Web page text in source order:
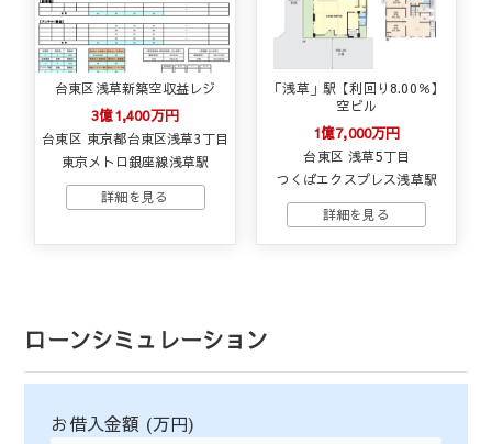
台東区浅草新築空収益レジ
3億1,400万円
台東区 東京都台東区浅草3丁目
東京メトロ銀座線浅草駅
「浅草」駅【利回り8.00％】
空ビル
1億7,000万円
台東区 浅草5丁目
つくばエクスプレス浅草駅
ローンシミュレーション
お借入金額 (万円)